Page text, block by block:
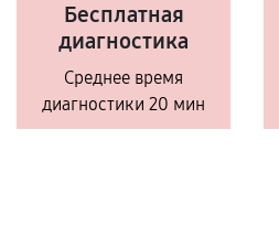
Бесплатная
диагностика
Среднее время
диагностики 20 мин